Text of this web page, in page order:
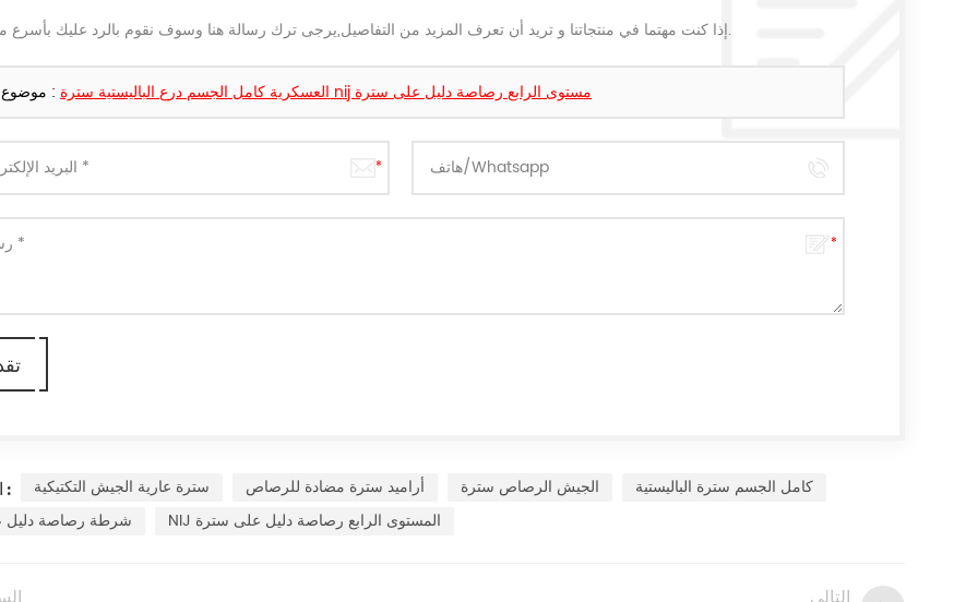
إذا كنت مهتما في منتجاتنا و تريد أن تعرف المزيد من التفاصيل,يرجى ترك رسالة هنا وسوف نقوم بالرد عليك بأسرع ما يمكن.
موضوع : العسكرية كامل الجسم درع الباليستية سترة nij مستوى الرابع رصاصة دليل على سترة
العلامات : سترة عارية الجيش التكتيكية أراميد سترة مضادة للرصاص الجيش الرصاص سترة
كامل الجسم سترة الباليستية
شرطة رصاصة دليل
NIJ المستوى الرابع رصاصة دليل على سترة
التالى